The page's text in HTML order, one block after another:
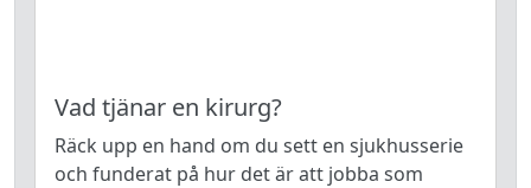
Vad tjänar en kirurg?
Räck upp en hand om du sett en sjukhusserie
och funderat på hur det är att jobba som